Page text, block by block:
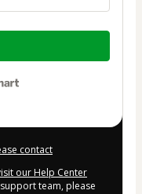
contact
our Help Center
team, please